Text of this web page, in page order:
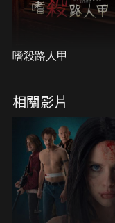
嗜殺路人甲
相關影片